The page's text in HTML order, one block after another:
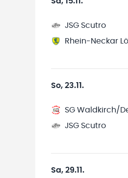
JSG Scutro
Rhein-Neckar
So, 23.11.
SG Waldkirch/
JSG Scutro
Sa, 29.11.